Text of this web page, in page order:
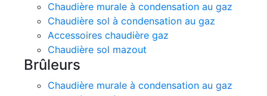
Chaudière murale à condensation au gaz
Chaudière sol à condensation au gaz
Accessoires chaudière gaz
Chaudière sol mazout
Brûleurs
Chaudière murale à condensation au gaz